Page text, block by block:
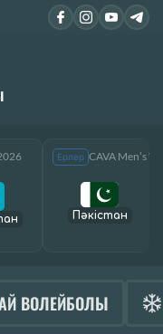
Ерлер CAVA Men’s
Пәкістан
ВОЛЕЙБОЛЫ